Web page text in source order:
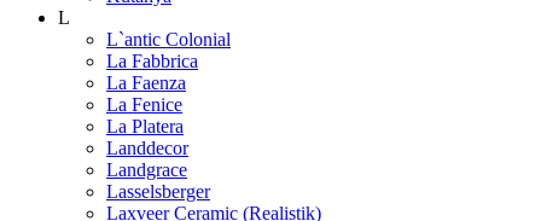
L
L`antic Colonial
La Fabbrica
La Faenza
La Fenice
La Platera
Landdecor
Landgrace
Lasselsberger
Laxveer Ceramic (Realistik)